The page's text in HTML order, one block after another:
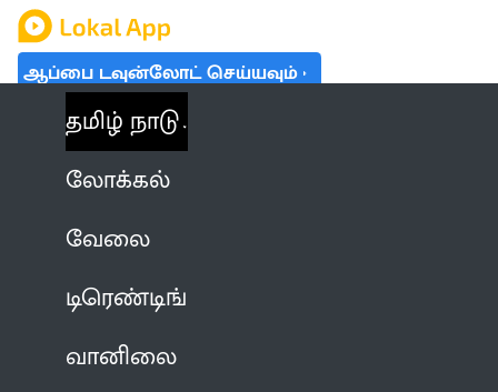
ஆப்பை டவுன்லோட் செய்யவும்
தமிழ் நாடு
லோக்கல்
வேலை
டிரெண்டிங்
வானிலை